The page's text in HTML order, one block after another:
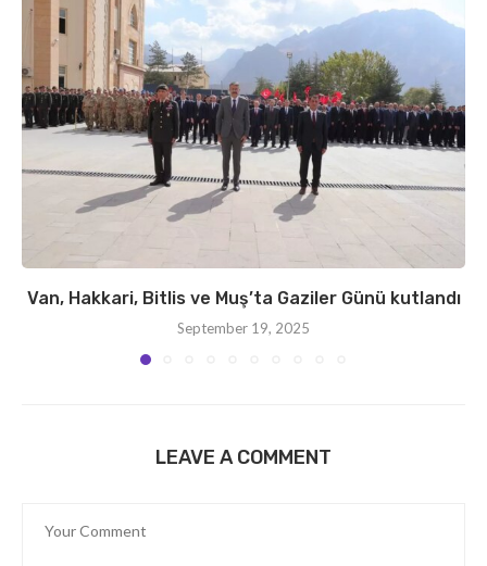
Van, Hakkari, Bitlis ve Muş’ta Gaziler Günü kutlandı
September 19, 2025
LEAVE A COMMENT